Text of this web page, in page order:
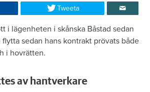
Tweeta
i lägenheten i skånska Båstad sedan
flytta sedan hans kontrakt prövats både
i hovrätten.
av hantverkare